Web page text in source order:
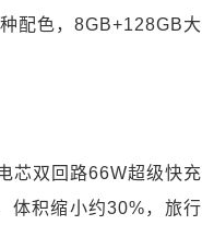
配色，8GB+128GB大
芯双回路66W超级快充
体积缩小约30%，旅行